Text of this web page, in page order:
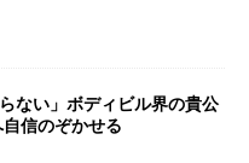
ない」ボディビル界の貴公
信のぞかせる